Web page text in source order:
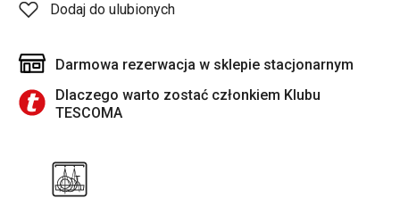
Dodaj do ulubionych
Darmowa rezerwacja w sklepie stacjonarnym
Dlaczego warto zostać członkiem Klubu
TESCOMA